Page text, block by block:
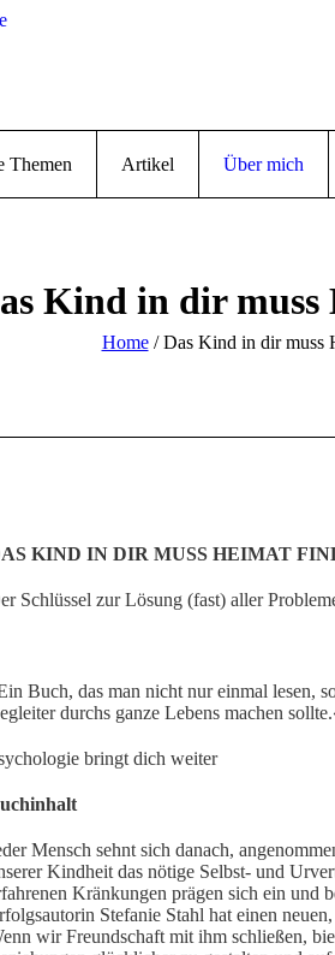
Themen Artikel Über mich
Kind in dir muss
Home /Das Kind in dir muss
KIND IN DIR MUSS HEIMAT
Schlüssel zur Lösung (fast) aller
Buch, das man nicht nur einmal lesen,
durchs ganze Lebens machen
bringt dich weiter
Mensch sehnt sich danach,
Kindheit das nötige Selbst- und
Kränkungen prägen sich ein und
Stefanie Stahl hat einen
wir Freundschaft mit ihm schließen,